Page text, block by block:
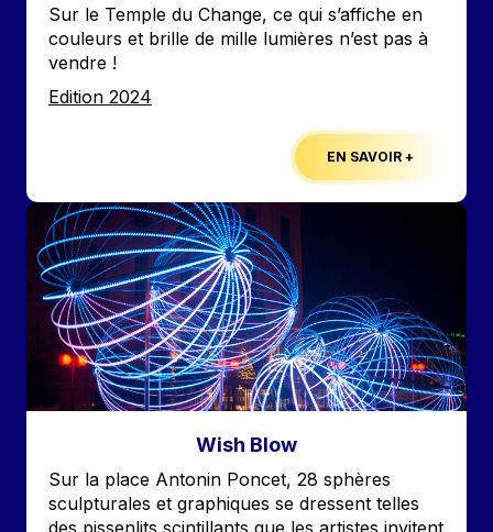
Accroche
Sur le Temple du Change, ce qui s’affiche en
couleurs et brille de mille lumières n’est pas à
vendre !
Edition
Edition 2024
EN SAVOIR +
Image
Wish Blow
Accroche
Sur la place Antonin Poncet, 28 sphères
sculpturales et graphiques se dressent telles